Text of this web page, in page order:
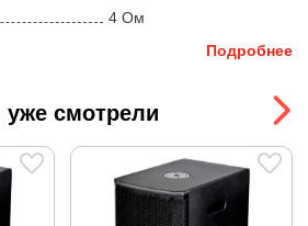
4 Ом
Speakon | Клеммы
45 - 2800 Гц
54 x 35 x 50 см
Подробнее
смотрели